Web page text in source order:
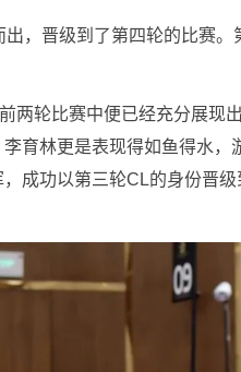
，晋级到了第四轮的比赛。
两轮比赛中便已经充分展现
育林更是表现得如鱼得水，
成功以第三轮CL的身份晋